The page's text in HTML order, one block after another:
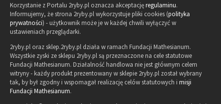
Korzystanie z Portalu 2ryby.pl oznacza akceptacjęregulaminu.
Informujemy, że strona 2ryby.pl wykorzystuje pliki cookies (polityka
prywatności) - użytkownik może je w każdej chwili wyłączyć w
ustawieniach przeglądarki.
2ryby.pl oraz sklep.2ryby.pl działa w ramach Fundacji Mathesianum.
Wszystkie zyski ze sklepu 2ryby.pl są przeznaczone na cele statutowe
Fundacji Mathesianum. Działalność handlowa nie jest głównym celem
witryny - każdy produkt prezentowany w sklepie 2ryby.pl został wybrany
tak, by był zgodny i wspomagał realizację celów statutowych i misji
Fundacji Mathesianum.